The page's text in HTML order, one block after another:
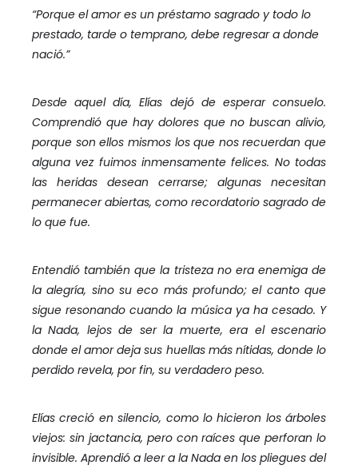
“Porque el amor es un préstamo sagrado y todo lo
prestado, tarde o temprano, debe regresar a donde
nació.”
Desde aquel día, Elías dejó de esperar consuelo.
Comprendió que hay dolores que no buscan alivio,
porque son ellos mismos los que nos recuerdan que
alguna vez fuimos inmensamente felices. No todas
las heridas desean cerrarse; algunas necesitan
permanecer abiertas, como recordatorio sagrado de
lo que fue.
Entendió también que la tristeza no era enemiga de
la alegría, sino su eco más profundo; el canto que
sigue resonando cuando la música ya ha cesado. Y
la Nada, lejos de ser la muerte, era el escenario
donde el amor deja sus huellas más nítidas, donde lo
perdido revela, por fin, su verdadero peso.
Elías creció en silencio, como lo hicieron los árboles
viejos: sin jactancia, pero con raíces que perforan lo
invisible. Aprendió a leer a la Nada en los pliegues del